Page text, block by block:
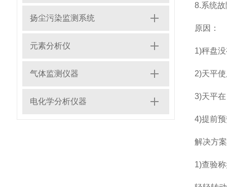
扬尘污染监测系统
元素分析仪
气体监测仪器
电化学分析仪器
8.系统
原因：
1)秤盘
2)天平
3)天平
4)提前
解决方
1)查验